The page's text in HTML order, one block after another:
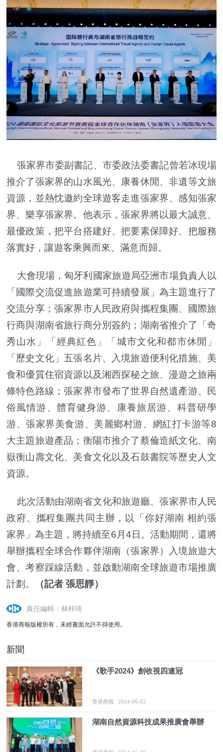
張家界市委副書記、市委政法委書記曾若冰現場
推介了張家界的山水風光、康養休閒、非遺等文旅
資源，並熱忱邀約全球遊客走進張家界、感知張家
界、樂享張家界。他表示，張家界將以最大誠意、
最優政策，把平台搭建好、把要素保障好、把服務
落實好，讓遊客乘興而來、滿意而歸。
大會現場，匈牙利國家旅遊局亞洲市場負責人以
「國際交流促進旅遊業可持續發展」為主題進行了
交流分享；張家界市人民政府與攜程集團、國際旅
行商與湖南省旅行商分別簽約；湖南省推介了「奇
秀山水」「經典紅色」「城市文化和都市休閒」
「歷史文化」五張名片、入境旅遊便利化措施、美
食和優質住宿資源以及湘西探秘之旅、漫遊之旅兩
條特色路線；張家界市發布了世界自然遺產游、民
俗風情游、體育健身游、康養旅居游、科普研學
游、張家界美食游、美麗鄉村游、網紅打卡游等8
大主題旅遊產品；衡陽市推介了蔡倫造紙文化、南
嶽衡山壽文化、美食文化以及石鼓書院等歷史人文
資源。
此次活動由湖南省文化和旅遊廳、張家界市人民
政府、攜程集團共同主辦，以「你好湖南 相約張
家界」為主題，將持續至6月4日。活動期間，還將
舉辦攜程全球合作夥伴湖南（張家界）入境旅遊大
會、考察踩線活動，並啟動湖南全球旅遊市場推廣
計劃。
（記者 張思靜）
責任編輯：林梓琦
香港商報版權所有，未經書面允許不得使用。
新聞
《歌手2024》創收視四連冠
香港商報 2024-06-02
湖南自然資源科技成果推廣會舉辦